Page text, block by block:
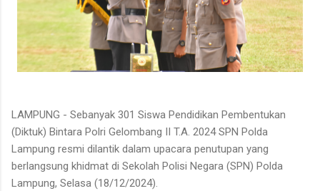
LAMPUNG - Sebanyak 301 Siswa Pendidikan Pembentukan
(Diktuk) Bintara Polri Gelombang II T.A. 2024 SPN Polda
Lampung resmi dilantik dalam upacara penutupan yang
berlangsung khidmat di Sekolah Polisi Negara (SPN) Polda
Lampung, Selasa (18/12/2024).